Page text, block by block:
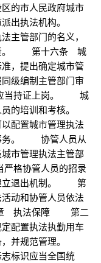
的市人民政府城市
派出执法机构。
主管部门的名义，
责。 第十六条 城
，提出确定城市管
级编制主管部门审
当持证上岗。 城
的培训和考核。
配置城市管理执法
事务。 协管人员从
市管理执法主管部
格协管人员的招录
建立退出机制。 第
动和协管人员依法
章 执法保障 第二
配置执法执勤用车
，并规范管理。
标识应当全国统